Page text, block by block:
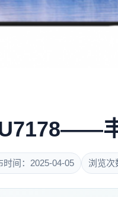
时间：2025-04-05 浏览次